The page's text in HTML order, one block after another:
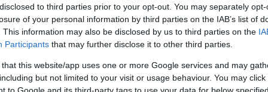
to third parties prior to your opt-out. You may separately
of your personal information by third parties on the IAB’s list of
This information may also be disclosed by us to third parties on the
Participants that may further disclose it to other third parties.
that this website/app uses one or more Google services and may
but not limited to your visit or usage behaviour. You may
Milyen történetet mesél nekünk Mozart klavikordja? Mi
nemcsak újkori és modernkori történelmünk jeles
érdekességekkel is találkozhatnak, választ keresve a feltett